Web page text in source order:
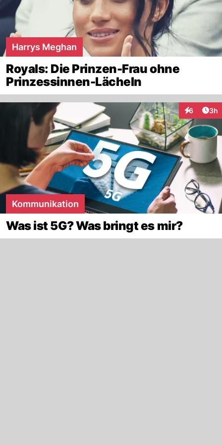
Harrys Meghan
Royals: Die Prinzen-Frau ohne
Prinzessinnen-Lächeln
6 3h
Kommunikation
Was ist 5G? Was bringt es mir?